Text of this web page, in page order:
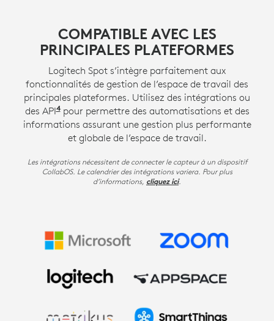
COMPATIBLE AVEC LES
PRINCIPALES PLATEFORMES
Logitech Spot s’intègre parfaitement aux
fonctionnalités de gestion de l’espace de travail des
principales plateformes. Utilisez des intégrations ou
des API4Les API peuvent nécessiter une licence de
pour permettre des automatisations et des
informations assurant une gestion plus performante
et globale de l’espace de travail.
Les intégrations nécessitent de connecter le capteur à un dispositif
CollabOS. Le calendrier des intégrations variera. Pour plus
d’informations, cliquez ici.